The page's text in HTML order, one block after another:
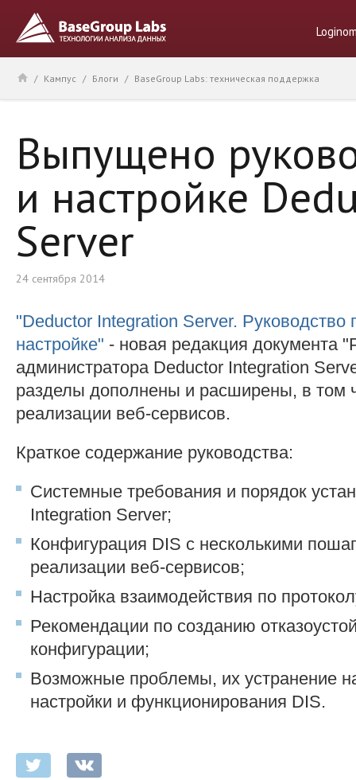
/ Кампус / Блоги / BaseGroup Labs: техническая поддержка
Выпущено
и настройке
Server
24 сентября 2014
"Deductor Integration Server. Руководство
настройке" - новая редакция документа
администратора Deductor Integration
разделы дополнены и расширены, в том
реализации веб-сервисов.
Краткое содержание руководства:
Cистемные требования и порядок
Integration Server;
Конфигурация DIS с несколькими
реализации веб-сервисов;
Настройка взаимодействия по
Рекомендации по созданию
конфигурации;
Возможные проблемы, их устранение
настройки и функционирования DIS.